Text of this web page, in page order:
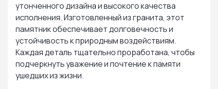
утонченного дизайна и высокого качества
исполнения. Изготовленный из гранита, этот
памятник обеспечивает долговечность и
устойчивость к природным воздействиям.
Каждая деталь тщательно проработана, чтобы
подчеркнуть уважение и почтение к памяти
ушедших из жизни.